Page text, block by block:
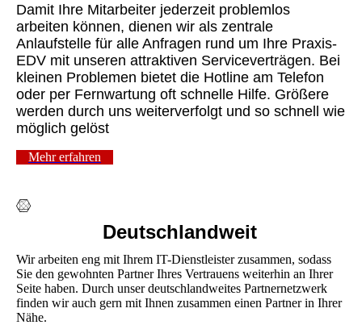
Damit Ihre Mitarbeiter jederzeit problemlos
arbeiten können, dienen wir als zentrale
Anlaufstelle für alle Anfragen rund um Ihre Praxis-
EDV mit unseren attraktiven Serviceverträgen. Bei
kleinen Problemen bietet die Hotline am Telefon
oder per Fernwartung oft schnelle Hilfe. Größere
werden durch uns weiterverfolgt und so schnell wie
möglich gelöst
Mehr erfahren
Deutschlandweit
Wir arbeiten eng mit Ihrem IT-Dienstleister zusammen, sodass
Sie den gewohnten Partner Ihres Vertrauens weiterhin an Ihrer
Seite haben. Durch unser deutschlandweites Partnernetzwerk
finden wir auch gern mit Ihnen zusammen einen Partner in Ihrer
Nähe.